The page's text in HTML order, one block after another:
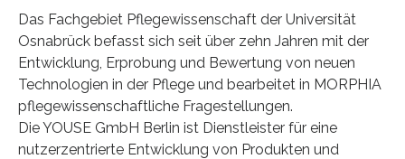
Das Fachgebiet Pflegewissenschaft der Universität
Osnabrück befasst sich seit über zehn Jahren mit der
Entwicklung, Erprobung und Bewertung von neuen
Technologien in der Pflege und bearbeitet in MORPHIA
pflegewissenschaftliche Fragestellungen.
Die YOUSE GmbH Berlin ist Dienstleister für eine
nutzerzentrierte Entwicklung von Produkten und